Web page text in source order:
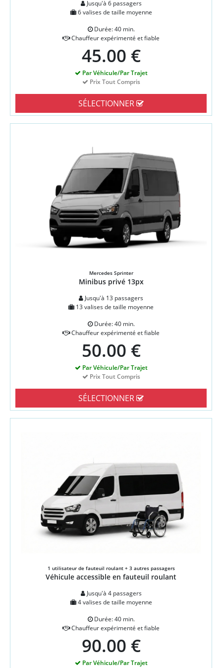
Jusqu'à 6 passagers
6 valises de taille moyenne
Durée: 40 min.
Chauffeur expérimenté et fiable
45.00 €
Par Véhicule/Par Trajet
Prix Tout Compris
SÉLECTIONNER
Mercedes Sprinter
Minibus privé 13px
Jusqu'à 13 passagers
13 valises de taille moyenne
Durée: 40 min.
Chauffeur expérimenté et fiable
50.00 €
Par Véhicule/Par Trajet
Prix Tout Compris
SÉLECTIONNER
1 utilisateur de fauteuil roulant + 3 autres passagers
Véhicule accessible en fauteuil roulant
Jusqu'à 4 passagers
4 valises de taille moyenne
Durée: 40 min.
Chauffeur expérimenté et fiable
90.00 €
Par Véhicule/Par Trajet